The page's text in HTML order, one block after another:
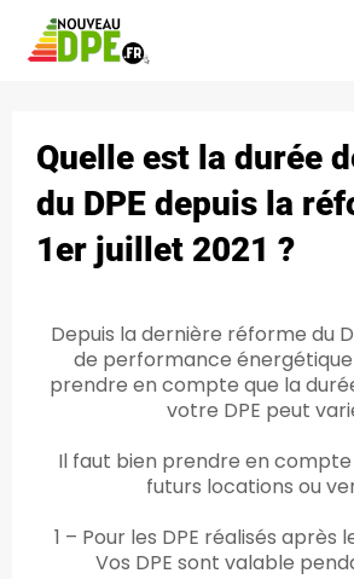
Quelle est la durée
du DPE depuis la
1er juillet 2021 ?
Depuis la dernière réforme du
de performance
prendre en compte que la
votre DPE peut
Il faut bien prendre en
futurs locations ou
1 – Pour les DPE réalisés après
Vos DPE sont valable